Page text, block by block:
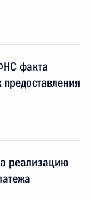
факта
реализацию